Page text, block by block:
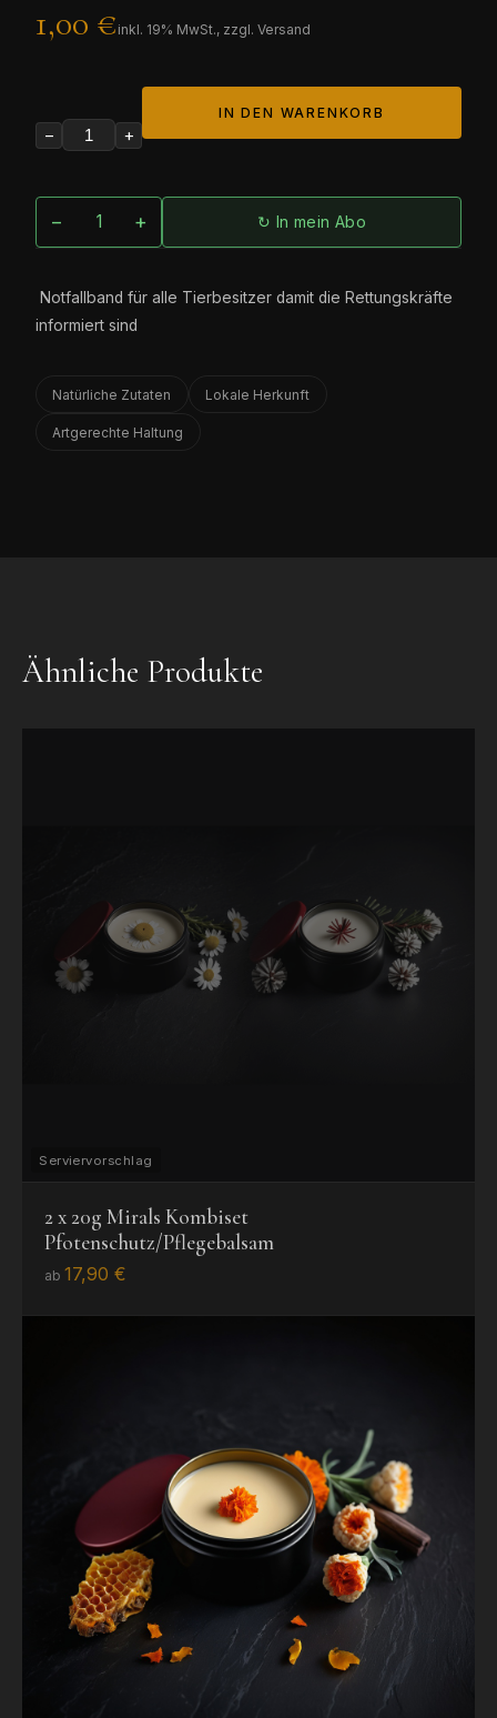
1,00 € inkl. 19% MwSt., zzgl. Versand
− +
IN DEN WARENKORB
− + ↻ In mein Abo
Notfallband für alle Tierbesitzer damit die Rettungskräfte
informiert sind
Natürliche Zutaten Lokale Herkunft
Artgerechte Haltung
Ähnliche Produkte
AUSVERKAUFT
BENACHRICHTIGEN
MÖGLICH
2 x 20g Mirals Kombiset
Pfotenschutz/Pflegebalsam
ab 17,90 €